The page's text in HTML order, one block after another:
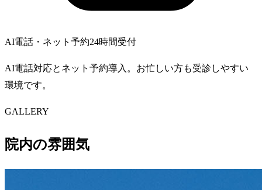
AI電話・ネット予約24時間受付
AI電話対応とネット予約導入。お忙しい方も受診しやすい
環境です。
GALLERY
院内の雰囲気